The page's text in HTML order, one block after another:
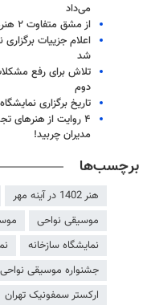
می‌داد
از مشق متفاوت ۲ هنرمند تا نقاشی که از نقش پدرانه‌اش مایه گذاشت
اعلام جزییات
شد
تلاش برای رفع
دوم
تاریخ برگزاری
۴ روایت از
مدیران چربید!
برچسب‌ها
هنر 1402 در آینه مهر
موسیقی نواحی
نمایشگاه سازخانه
جشنواره موسیقی نواحی
ارکستر سمفونیک تهران